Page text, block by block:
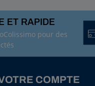
ET RAPIDE
pour des
COMPTE